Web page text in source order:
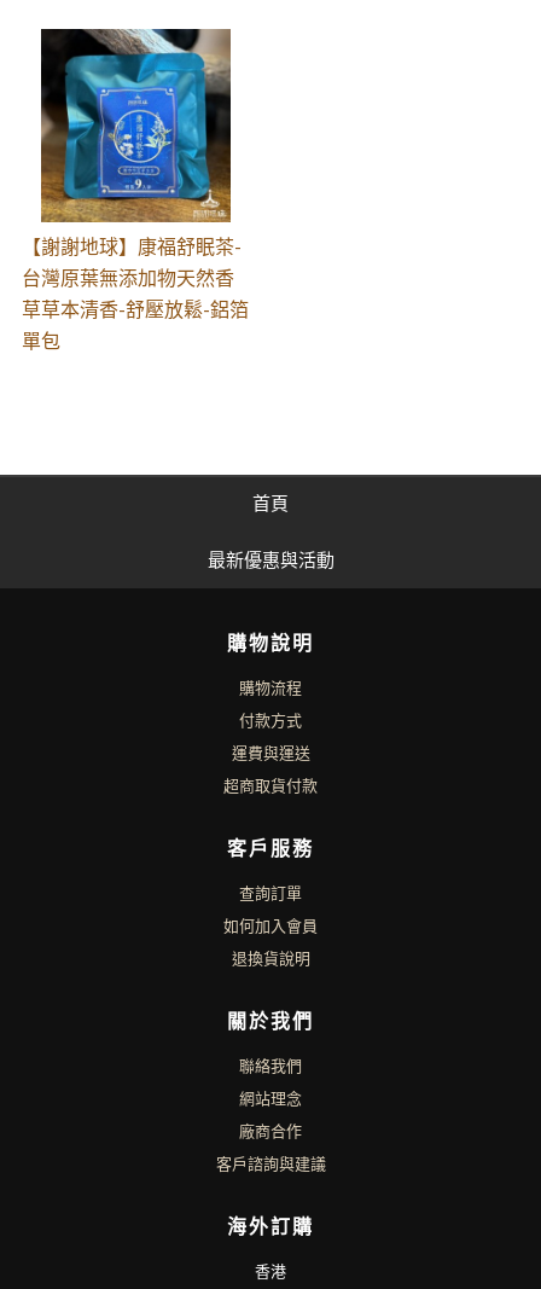
【謝謝地球】康福舒眠茶-
台灣原葉無添加物天然香
草草本清香-舒壓放鬆-鋁箔
單包
首頁
最新優惠與活動
購物說明
購物流程
付款方式
運費與運送
超商取貨付款
客戶服務
查詢訂單
如何加入會員
退換貨說明
關於我們
聯絡我們
網站理念
廠商合作
客戶諮詢與建議
海外訂購
香港